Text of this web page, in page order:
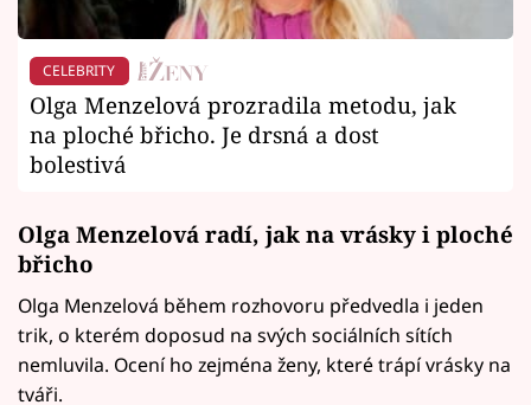
CELEBRITY
Olga Menzelová prozradila metodu, jak
na ploché břicho. Je drsná a dost
bolestivá
Olga Menzelová radí, jak na vrásky i ploché
břicho
Olga Menzelová během rozhovoru předvedla i jeden
trik, o kterém doposud na svých sociálních sítích
nemluvila. Ocení ho zejména ženy, které trápí vrásky na
tváři.